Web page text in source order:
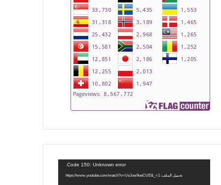
Code 150: Unknown error.
تحميل الملف: https://www.youtube.com/watch?v=UsJuw9oeCUE&_=1